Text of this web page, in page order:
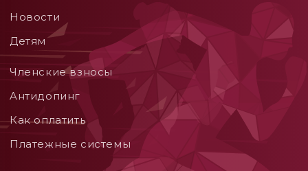
Новости
Детям
Членские взносы
Aнтидопинг
Как оплатить
Платежные системы